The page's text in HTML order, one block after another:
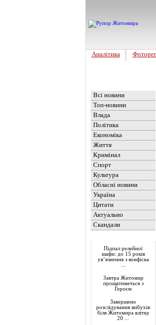
Аналітика
Всі новини
Топ-новини
Влада
Політика
Економіка
Життя
Кримінал
Спорт
Культура
Обласні новини
Україна
Цитати
Актуально
Скандали
Підпал релейної
шафи: до 15 років
ув’язнення з конфіска
Завтра Житомир
прощатиметься з
Героєм
Завершено
розслідування вибухів
біля Житомира влітку
20 ...